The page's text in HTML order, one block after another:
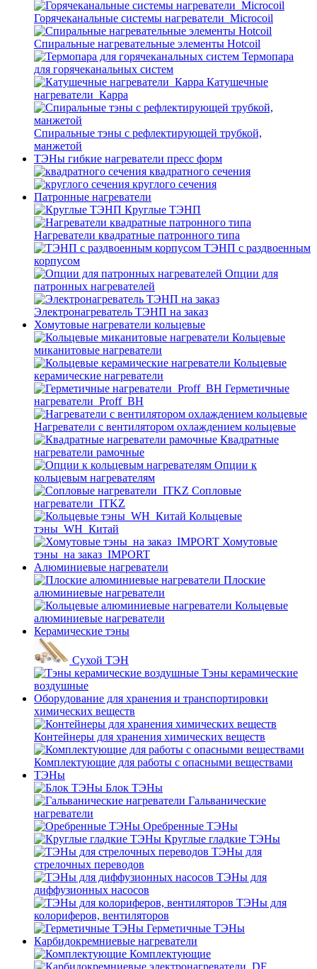
Горячеканальные системы нагреватели_Microcoil
Спиральные нагревательные элементы Hotcoil
Термопара
для горячеканальных систем
Катушечные
нагреватели_Карра
Спиральные тэны с рефлектирующей трубкой,
манжетой
ТЭНы гибкие нагреватели пресс форм
квадратного сечения
круглого сечения
Патронные нагреватели
Круглые ТЭНП
Нагреватели квадратные патронного типа
ТЭНП с раздвоенным
корпусом
Опции для
патронных нагревателей
Электронагреватель ТЭНП на заказ
Хомутовые нагреватели кольцевые
Кольцевые
миканитовые нагреватели
Кольцевые
керамические нагреватели
Герметичные
нагреватели_Proff_BH
Нагреватели с вентилятором охлаждением кольцевые
Квадратные
нагреватели рамочные
Опции к
кольцевым нагревателям
Cопловые
нагреватели_ITKZ
Кольцевые
тэны_WH_Китай
Хомутовые
тэны_на заказ_IMPORT
Алюминиевые нагреватели
Плоские
алюминиевые нагреватели
Кольцевые
алюминиевые нагреватели
Керамические тэны
Сухой ТЭН
Тэны керамические
воздушные
Оборудование для хранения и транспортировки
химических веществ
Контейнеры для хранения химических веществ
Комплектующие для работы с опасными веществами
ТЭНы
Блок ТЭНы
Гальванические
нагреватели
Оребренные ТЭНы
Круглые гладкие ТЭНы
ТЭНы для
стрелочных переводов
ТЭНы для
диффузионных насосов
ТЭНы для
колориферов, вентиляторов
Герметичные ТЭНы
Карбидокремниевые нагреватели
Комплектующие